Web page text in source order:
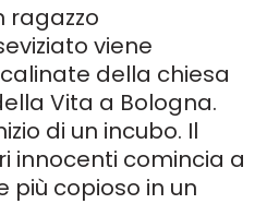
ragazzo
viene
della chiesa
Vita a Bologna.
di un incubo. Il
innocenti comincia a
più copioso in un